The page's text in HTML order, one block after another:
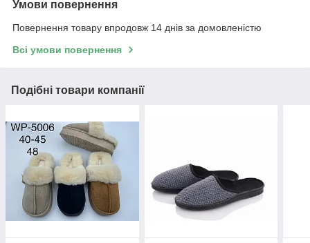
Умови повернення
Повернення товару впродовж 14 днів за домовленістю
Всі умови повернення
Подібні товари компанії